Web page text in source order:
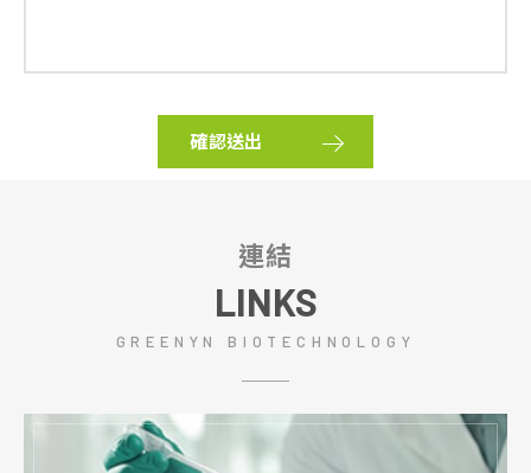
確認送出
連結
LINKS
GREENYN BIOTECHNOLOGY